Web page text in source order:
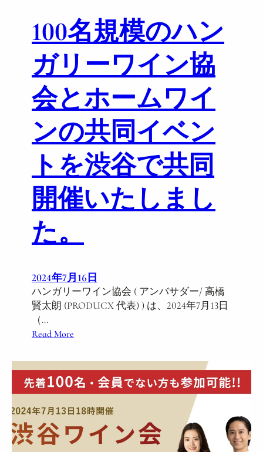
ト
100名規模のハン
ガリーワイン協
会とホームワイ
ンの共同イベン
トを渋谷で共同
開催いたしまし
た。
2024年7月16日
ハンガリーワイン協会 ( アンバサダー/ 高橋
賢太朗 (PRODUCX 代表) ) は、2024年7月13日
（…
Read More
0
0
名
模
の
ハ